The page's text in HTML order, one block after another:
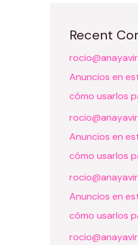
Recent
Anuncios en
cómo usarlos
Anuncios en
cómo usarlos
Anuncios en
cómo usarlos